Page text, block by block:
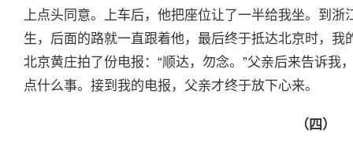
上点头同意。上车后，他把座位让了一半给我坐。到
生，后面的路就一直跟着他，最后终于抵达北京时，
北京黄庄拍了份电报：“顺达，勿念。”父亲后来告诉我
点什么事。接到我的电报，父亲才终于放下心来。
（四）